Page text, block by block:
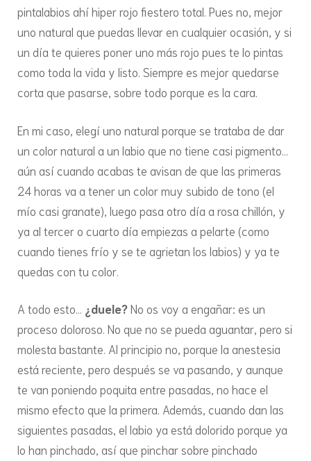
pintalabios ahí hiper rojo fiestero total. Pues no, mejor
uno natural que puedas llevar en cualquier ocasión, y si
un día te quieres poner uno más rojo pues te lo pintas
como toda la vida y listo. Siempre es mejor quedarse
corta que pasarse, sobre todo porque es la cara.
En mi caso, elegí uno natural porque se trataba de dar
un color natural a un labio que no tiene casi pigmento…
aún así cuando acabas te avisan de que las primeras
24 horas va a tener un color muy subido de tono (el
mío casi granate), luego pasa otro día a rosa chillón, y
ya al tercer o cuarto día empiezas a pelarte (como
cuando tienes frío y se te agrietan los labios) y ya te
quedas con tu color.
A todo esto… ¿duele?No os voy a engañar: es un
proceso doloroso. No que no se pueda aguantar, pero si
molesta bastante. Al principio no, porque la anestesia
está reciente, pero después se va pasando, y aunque
te van poniendo poquita entre pasadas, no hace el
mismo efecto que la primera. Además, cuando dan las
siguientes pasadas, el labio ya está dolorido porque ya
lo han pinchado, así que pinchar sobre pinchado